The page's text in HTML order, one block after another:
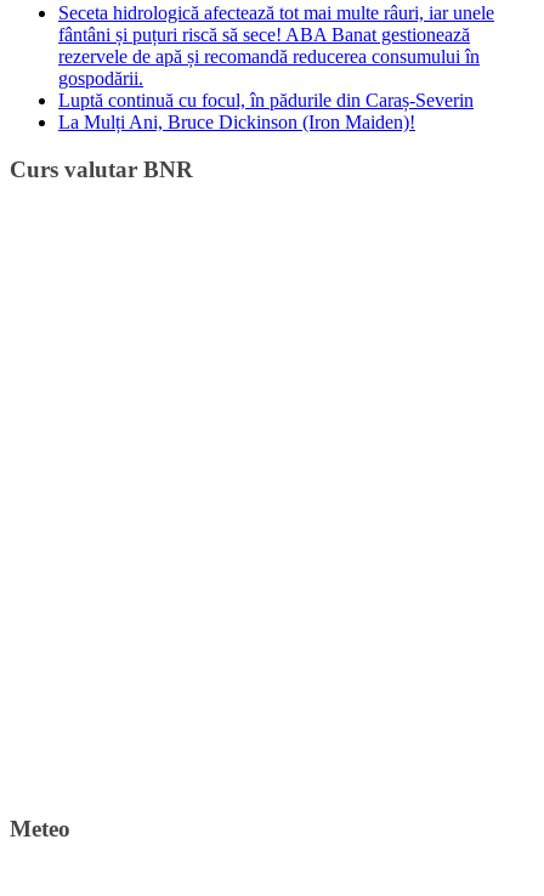
Seceta hidrologică afectează tot mai multe râuri, iar unele
fântâni și puțuri riscă să sece! ABA Banat gestionează
rezervele de apă și recomandă reducerea consumului în
gospodării.
Luptă continuă cu focul, în pădurile din Caraș-Severin
La Mulți Ani, Bruce Dickinson (Iron Maiden)!
Curs valutar BNR
Meteo